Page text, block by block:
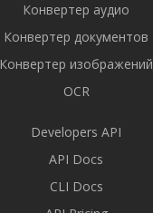
Конвертер аудио
Конвертер документов
Конвертер изображений
OCR
Developers API
API Docs
CLI Docs